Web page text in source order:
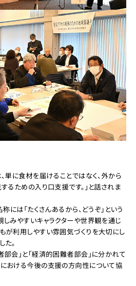
単に食材を届けることではなく、外から
るための入り口支援です。」と話されま
称には「たくさんあるから、どうぞ」という
しみやすいキャラクターや世界観を通じ
が利用しやすい雰囲気づくりを大切にし
。
部会」と「経済的困難者部会」に分かれて
おける今後の支援の方向性について協